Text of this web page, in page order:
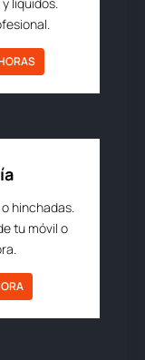
hinchadas.
tu móvil o